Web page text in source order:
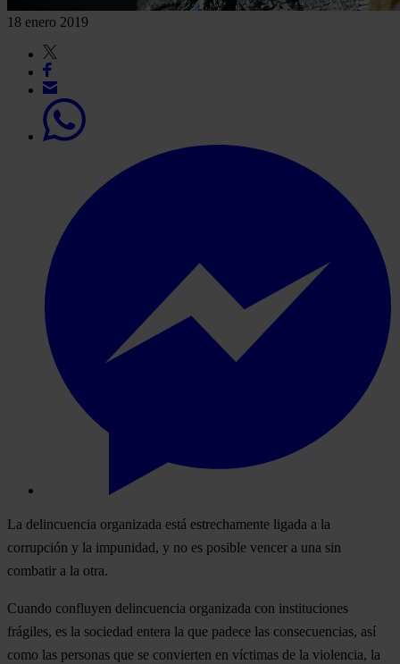
18 enero 2019
La delincuencia organizada está estrechamente ligada a la
corrupción y la impunidad, y no es posible vencer a una sin
combatir a la otra.
Cuando confluyen delincuencia organizada con instituciones
frágiles, es la sociedad entera la que padece las consecuencias, así
como las personas que se convierten en víctimas de la violencia, la